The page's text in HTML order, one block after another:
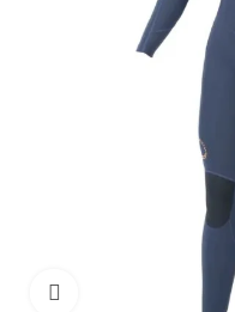
Cliquez pour agrandir